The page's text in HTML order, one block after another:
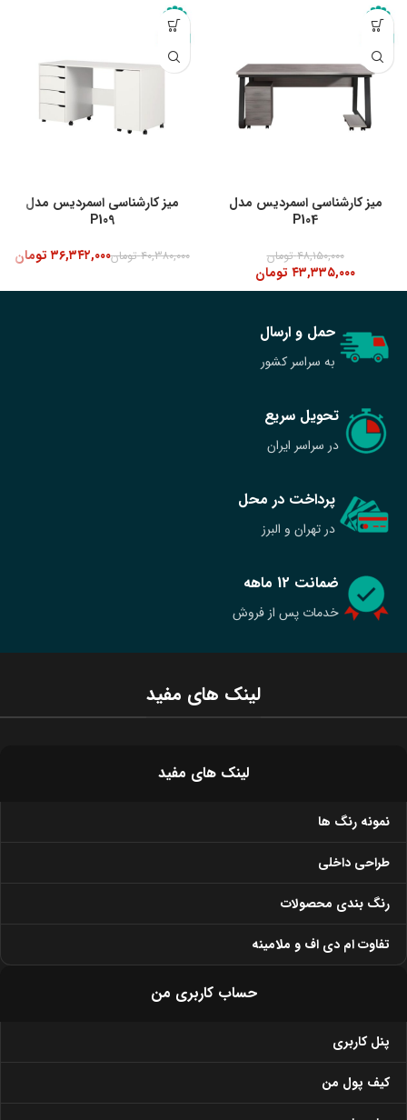
-10%
میز کارشناسی اسمردیس مدل
P104
۴۸,۱۵۰,۰۰۰ تومان
۴۳,۳۳۵,۰۰۰ تومان
میز کارشناسی اسمردیس مدل
P109
۴۰,۳۸۰,۰۰۰ تومان۳۶,۳۴۲,۰۰۰ تومان
ضمانت 12 ماهه
خدمات پس از فروش
پرداخت در محل
در تهران و البرز
تحویل سریع
در سراسر ایران
حمل و ارسال
به سراسر کشور
لینک های مفید
حساب کاربری من
پنل کاربری
کیف پول من
لینک های مفید
نمونه رنگ ها
طراحی داخلی
رنگ بندی محصولات
تفاوت ام دی اف و ملامینه